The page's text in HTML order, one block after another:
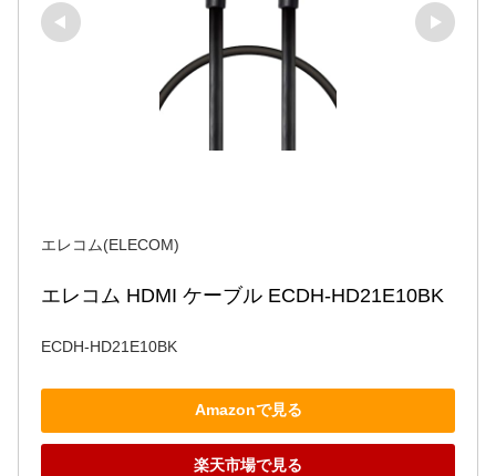
エレコム(ELECOM)
エレコム HDMI ケーブル ECDH-HD21E10BK
ECDH-HD21E10BK
Amazonで見る
楽天市場で見る